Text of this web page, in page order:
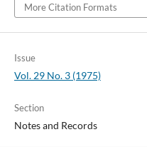
More Citation Formats
Issue
Vol. 29 No. 3 (1975)
Section
Notes and Records